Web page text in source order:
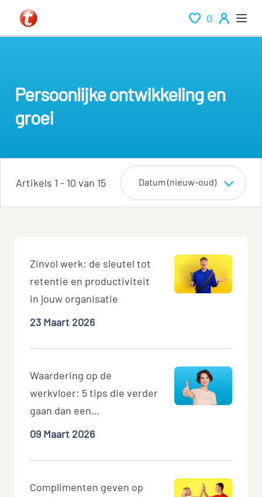
0
Persoonlijke ontwikkeling en
groei
Artikels 1 - 10 van 15
23 Maart 2026
Zinvol werk: de sleutel tot
retentie en productiviteit
in jouw organisatie
09 Maart 2026
Waardering op de
werkvloer: 5 tips die verder
gaan dan een
schouderklopje
Complimenten geven op